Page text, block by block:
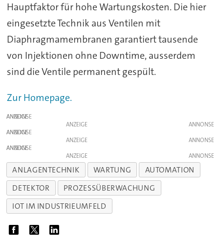
Hauptfaktor für hohe Wartungskosten. Die hier
eingesetzte Technik aus Ventilen mit
Diaphragmamembranen garantiert tausende
von Injektionen ohne Downtime, ausserdem
sind die Ventile permanent gespült.
Zur Homepage.
ANZEIGE
ANZEIGE
ANZEIGE
ANZEIGE
ANZEIGE
ANZEIGE
ANLAGENTECHNIK WARTUNG
AUTOMATION
DETEKTOR
PROZESSÜBERWACHUNG
IOT IM INDUSTRIEUMFELD